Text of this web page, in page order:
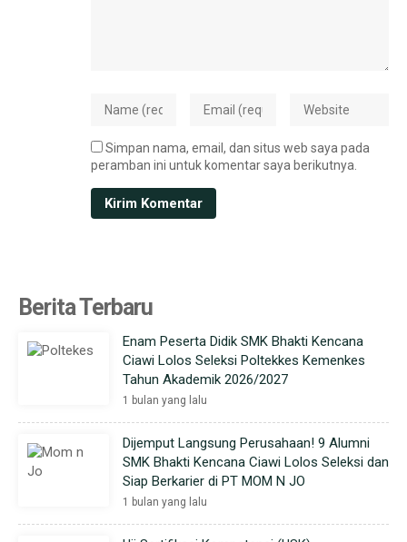
Simpan nama, email, dan situs web saya pada
peramban ini untuk komentar saya berikutnya.
Berita Terbaru
Enam Peserta Didik SMK Bhakti Kencana
Ciawi Lolos Seleksi Poltekkes Kemenkes
Tahun Akademik 2026/2027
1 bulan yang lalu
Dijemput Langsung Perusahaan! 9 Alumni
SMK Bhakti Kencana Ciawi Lolos Seleksi dan
Siap Berkarier di PT MOM N JO
1 bulan yang lalu